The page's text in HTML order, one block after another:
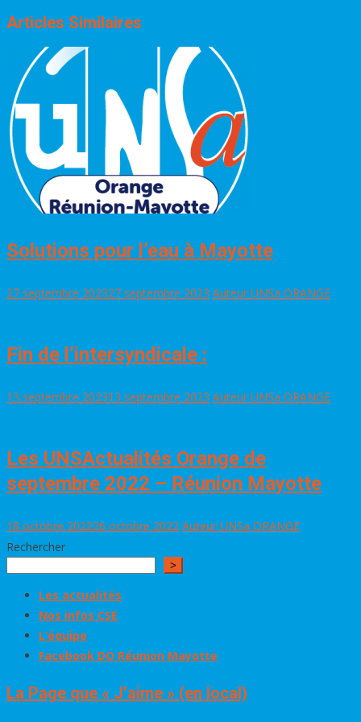
Articles Similaires
Solutions pour l’eau à Mayotte
27 septembre 202327 septembre 2023 Auteur UNSa ORANGE
Fin de l’intersyndicale :
13 septembre 202313 septembre 2023 Auteur UNSa ORANGE
Les UNSActualités Orange de
septembre 2022 – Réunion Mayotte
18 octobre 202226 octobre 2022 Auteur UNSa ORANGE
Rechercher
>
Les actualités
Nos infos CSE
L’équipe
Facebook DO Réunion Mayotte
La Page que « J’aime » (en local)